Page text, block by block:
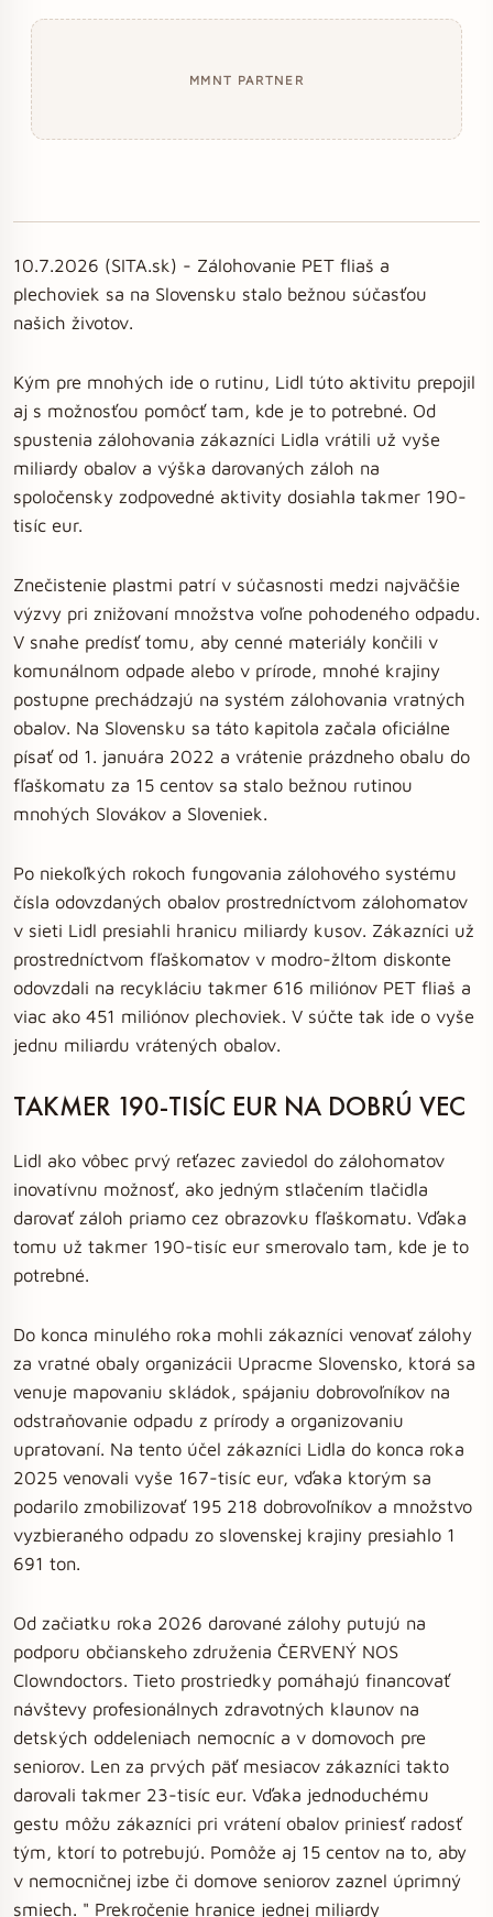
MMNT PARTNER
10.7.2026 (SITA.sk) - Zálohovanie PET fliaš a
plechoviek sa na Slovensku stalo bežnou súčasťou
našich životov.
Kým pre mnohých ide o rutinu, Lidl túto aktivitu prepojil
aj s možnosťou pomôcť tam, kde je to potrebné. Od
spustenia zálohovania zákazníci Lidla vrátili už vyše
miliardy obalov a výška darovaných záloh na
spoločensky zodpovedné aktivity dosiahla takmer 190-
tisíc eur.
Znečistenie plastmi patrí v súčasnosti medzi najväčšie
výzvy pri znižovaní množstva voľne pohodeného odpadu.
V snahe predísť tomu, aby cenné materiály končili v
komunálnom odpade alebo v prírode, mnohé krajiny
postupne prechádzajú na systém zálohovania vratných
obalov. Na Slovensku sa táto kapitola začala oficiálne
písať od 1. januára 2022 a vrátenie prázdneho obalu do
fľaškomatu za 15 centov sa stalo bežnou rutinou
mnohých Slovákov a Sloveniek.
Po niekoľkých rokoch fungovania zálohového systému
čísla odovzdaných obalov prostredníctvom zálohomatov
v sieti Lidl presiahli hranicu miliardy kusov. Zákazníci už
prostredníctvom fľaškomatov v modro-žltom diskonte
odovzdali na recykláciu takmer 616 miliónov PET fliaš a
viac ako 451 miliónov plechoviek. V súčte tak ide o vyše
jednu miliardu vrátených obalov.
TAKMER 190-TISÍC EUR NA DOBRÚ VEC
Lidl ako vôbec prvý reťazec zaviedol do zálohomatov
inovatívnu možnosť, ako jedným stlačením tlačidla
darovať záloh priamo cez obrazovku fľaškomatu. Vďaka
tomu už takmer 190-tisíc eur smerovalo tam, kde je to
potrebné.
Do konca minulého roka mohli zákazníci venovať zálohy
za vratné obaly organizácii Upracme Slovensko, ktorá sa
venuje mapovaniu skládok, spájaniu dobrovoľníkov na
odstraňovanie odpadu z prírody a organizovaniu
upratovaní. Na tento účel zákazníci Lidla do konca roka
2025 venovali vyše 167-tisíc eur, vďaka ktorým sa
podarilo zmobilizovať 195 218 dobrovoľníkov a množstvo
vyzbieraného odpadu zo slovenskej krajiny presiahlo 1
691 ton.
Od začiatku roka 2026 darované zálohy putujú na
podporu občianskeho združenia ČERVENÝ NOS
Clowndoctors. Tieto prostriedky pomáhajú financovať
návštevy profesionálnych zdravotných klaunov na
detských oddeleniach nemocníc a v domovoch pre
seniorov. Len za prvých päť mesiacov zákazníci takto
darovali takmer 23-tisíc eur. Vďaka jednoduchému
gestu môžu zákazníci pri vrátení obalov priniesť radosť
tým, ktorí to potrebujú. Pomôže aj 15 centov na to, aby
v nemocničnej izbe či domove seniorov zaznel úprimný
smiech. " Prekročenie hranice jednej miliardy